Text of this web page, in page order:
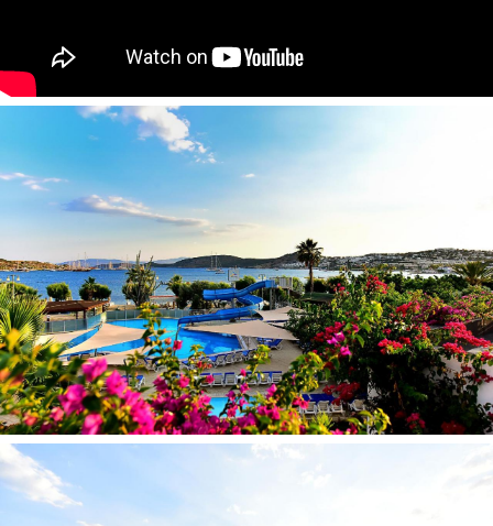
Nemokami higienos reikmenys
Plaukų džiovintuvas
Vaizdas į sodą/baseiną
Balkonas
Šaldytuvas
Palydovinė televizija
Telefonas
Belaidis internetas
Mini baras (tuščias)
Numerių tvarkymas (kasdienis)
Seifas (už papildomą mokestį)
Lyginimo įranga
Oro kondicionierius
Viešbučio teritorijoje:
Restoranas pagrindinis
3 A la carte restoranai (turkiški ir itališki patiekalai)
4 Barai
3 Baseinai (lauke visi)
Prie baseino: skėčiai, gultai: nemokamai
Belaidis internetas